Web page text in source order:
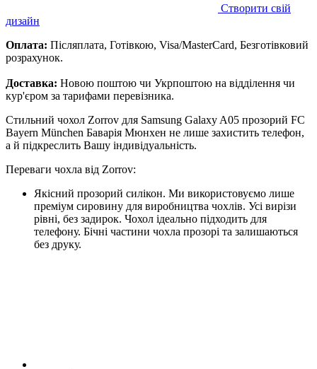
Створити свій
дизайн
Оплата: Післяплата, Готівкою, Visa/MasterCard, Безготівковий
розрахунок.
Доставка: Новою поштою чи Укрпоштою на відділення чи
кур'єром за тарифами перевізника.
Стильний чохол Zorrov для Samsung Galaxy A05 прозорий FC
Bayern München Баварія Мюнхен не лише захистить телефон,
а й підкреслить Вашу індивідуальність.
Переваги чохла від Zorrov:
Якісний прозорий силікон. Ми використовуємо лише
преміум сировину для виробництва чохлів. Усі вирізи
рівні, без задирок. Чохол ідеально підходить для
телефону. Бічні частини чохла прозорі та залишаються
без друку.